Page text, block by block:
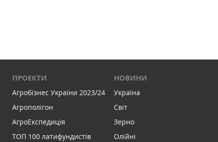
ПРОЕКТИ
Агробізнес України 2023/24
Агрополігон
АгроЕкспедиція
ТОП 100 латифундистів
НОВИНИ
Україна
Світ
Зерно
Олійні